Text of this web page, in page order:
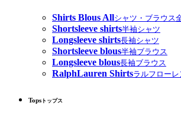
Shirts Blous Allシャツ・ブラウス
Shortsleeve shirts半袖シャツ
Longsleeve shirts長袖シャツ
Shortsleeve blous半袖ブラウス
Longsleeve blous長袖ブラウス
RalphLauren Shirtsラルフロー
Tops トップス